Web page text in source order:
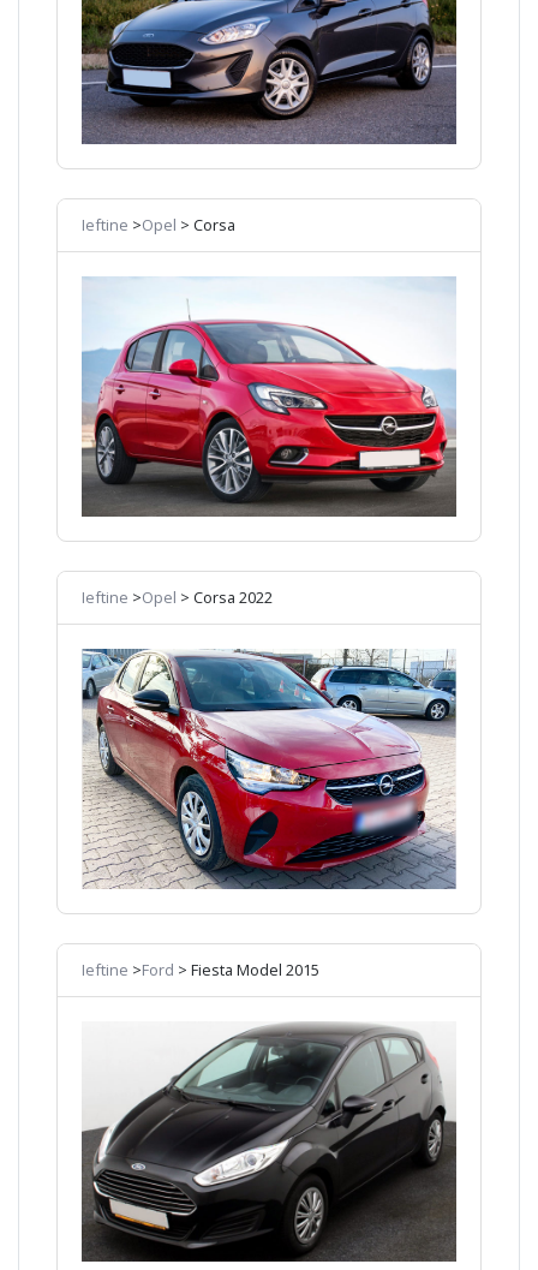
Ieftine >Opel > Corsa
Ieftine >Opel > Corsa 2022
Ieftine >Ford > Fiesta Model 2015